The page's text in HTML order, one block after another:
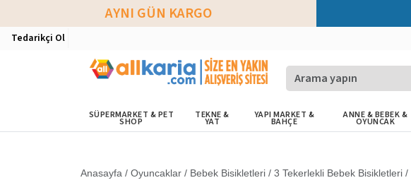
AYNI GÜN KARGO
Tedarikçi Ol
SÜPERMARKET & PET
SHOP
TEKNE &
YAT
YAPI MARKET &
BAHÇE
ANNE & BEBEK &
OYUNCAK
Anasayfa / Oyuncaklar / Bebek Bisikletleri / 3 Tekerlekli Bebek Bisikletleri /